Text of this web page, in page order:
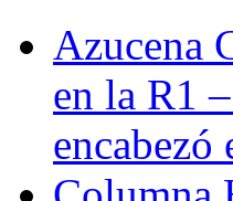
Azucena
en la R1